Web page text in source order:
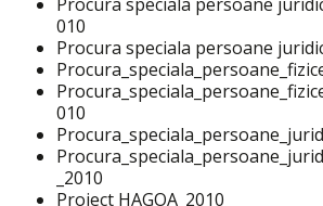
010
Procura speciala persoane
010
_2010
Proiect HAGOA_2010